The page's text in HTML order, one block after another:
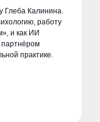
Глеба Калинина.
работу
и как ИИ
партнёром
практике.